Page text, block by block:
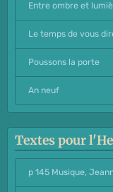
Entre ombre et
Le temps de vous
Poussons la porte
An neuf
Textes pour
p 145 Musique,